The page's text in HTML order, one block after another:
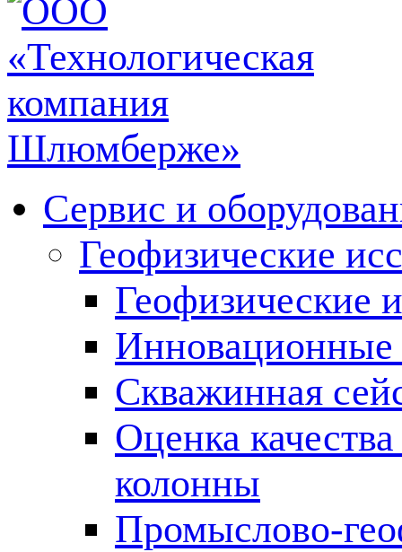
Сервис и
Геофизические
Геофизические
Инновационные
Скважинная
Оценка
колонны
Промыслово-